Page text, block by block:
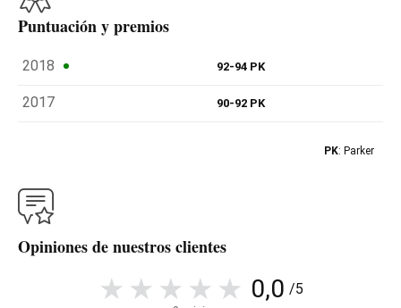
Puntuación y premios
2018 92-94 PK
2017 90-92 PK
PK: Parker
Opiniones de nuestros clientes
0,0 /5